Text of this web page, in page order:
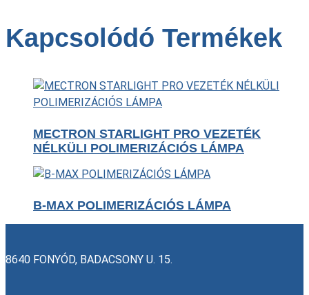
Kapcsolódó Termékek
MECTRON STARLIGHT PRO VEZETÉK
NÉLKÜLI POLIMERIZÁCIÓS LÁMPA
B-MAX POLIMERIZÁCIÓS LÁMPA
8640 FONYÓD, BADACSONY U. 15.